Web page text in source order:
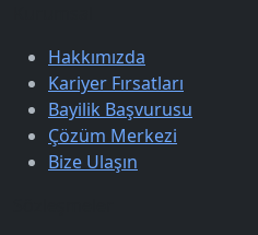
Hakkımızda
Kariyer Fırsatları
Bayilik Başvurusu
Çözüm Merkezi
Bize Ulaşın